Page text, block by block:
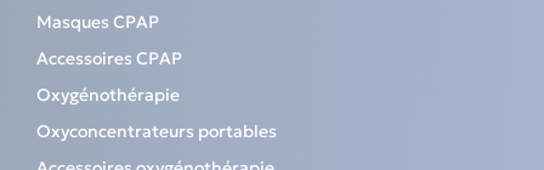
Masques CPAP
Accessoires CPAP
Oxygénothérapie
Oxyconcentrateurs portables